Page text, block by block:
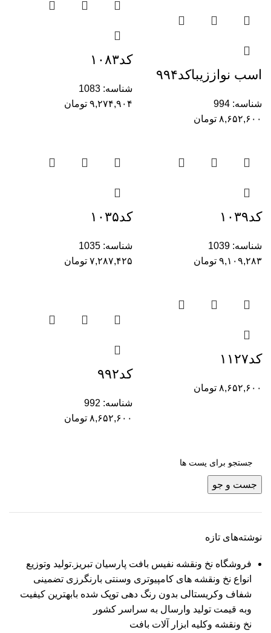
جست و جو
نوشته‌های تازه
فروشگاه نخ ونقشه نفیس بافت پارسیان تبریز.تولید وتوزیع
انواع نخ ونقشه های کامپیوتری وسنتی بارنگرزی تضمینی
شفاف وکریستالی بدون رنگ دهی توپک شده بابهترین کیفیت
وبه قیمت تولید وارسال به سراسر کشور
نخ ونقشه وکلیه ابزار آلات بافت
اسب نواززیباکد۹۹۴
شناسه: 994
۸,۶۵۲,۶۰۰ تومان
کد۱۰۸۳
شناسه: 1083
۹,۲۷۴,۹۰۴ تومان
کد۱۰۳۹
شناسه: 1039
۹,۱۰۹,۲۸۳ تومان
کد۱۰۳۵
شناسه: 1035
۷,۲۸۷,۴۲۵ تومان
کد۱۱۲۷
۸,۶۵۲,۶۰۰ تومان
کد۹۹۲
شناسه: 992
۸,۶۵۲,۶۰۰ تومان